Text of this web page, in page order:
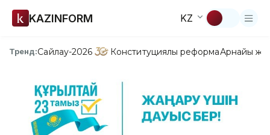
KAZINFORM KZ
Тренд:Сайлау-2026 Конституциялық реформаАрнайы